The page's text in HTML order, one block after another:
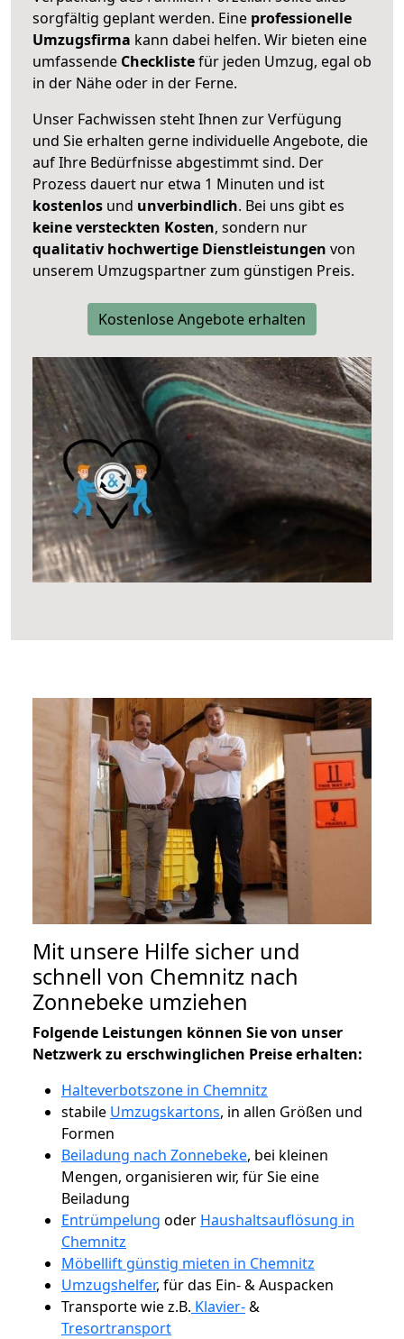
sorgfältig geplant werden. Eine professionelle
Umzugsfirma kann dabei helfen. Wir bieten eine
umfassende Checklistefür jeden Umzug, egal ob
in der Nähe oder in der Ferne.
Unser Fachwissen steht Ihnen zur Verfügung
und Sie erhalten gerne individuelle Angebote, die
auf Ihre Bedürfnisse abgestimmt sind. Der
Prozess dauert nur etwa 1 Minuten und ist
kostenlos und unverbindlich. Bei uns gibt es
keine versteckten Kosten, sondern nur
qualitativ hochwertige Dienstleistungen von
unserem Umzugspartner zum günstigen Preis.
Kostenlose Angebote erhalten
Mit unsere Hilfe sicher und
schnell von Chemnitz nach
Zonnebeke umziehen
Folgende Leistungen können Sie von unser
Netzwerk zu erschwinglichen Preise erhalten:
Halteverbotszone in Chemnitz
stabile Umzugskartons, in allen Größen und
Formen
Beiladung nach Zonnebeke, bei kleinen
Mengen, organisieren wir, für Sie eine
Beiladung
Entrümpelung oder Haushaltsauflösung in
Chemnitz
Möbellift günstig mieten in Chemnitz
Umzugshelfer, für das Ein- & Auspacken
Transporte wie z.B. Klavier-&
Tresortransport